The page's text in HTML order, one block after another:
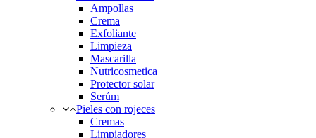
Ampollas
Crema
Exfoliante
Limpieza
Mascarilla
Nutricosmetica
Protector solar
Serúm
Pieles con rojeces
Cremas
Limpiadores